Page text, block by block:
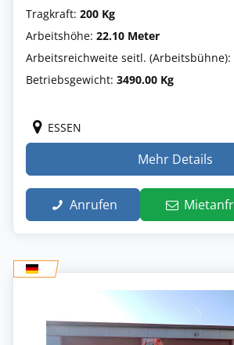
Tragkraft: 200 Kg
Arbeitshöhe: 22.10 Meter
Arbeitsreichweite seitl. (Arbeitsbühne):
Betriebsgewicht: 3490.00 Kg
ESSEN
Mehr Details
Anrufen